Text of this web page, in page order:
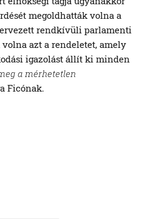
megoldhatták volna a
rendkívüli parlamenti
azt a rendeletet, amely
igazolást állít ki minden
a mérhetetlen
Ficónak.